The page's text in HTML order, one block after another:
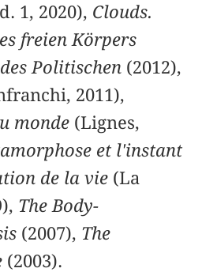
1, 2020), Clouds.
freien Körpers
Politischen (2012),
2011),
monde (Lignes,
et l'instant
de la vie (La
The Body-
(2007), The
(2003).